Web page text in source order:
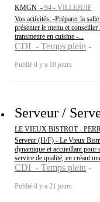
KMGN - 94 - VILLEJUIF
Vos activités: -Préparer la
présenter le menu et
transmettre en cuisine -...
CDI - Temps plein
Publié il y a 10 jours
Serveur /
LE VIEUX BISTROT -
Serveur (H/F) - Le Vieux
dynamique et accueillant pour
service de qualité, en créant
CDI - Temps plein
Publié il y a 21 jours